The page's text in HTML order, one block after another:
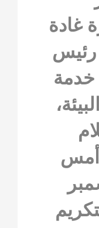
غادة
رئيس
خدمة
أمس
ديسمبر
لتكريم